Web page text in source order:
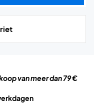
van meer dan 79 €